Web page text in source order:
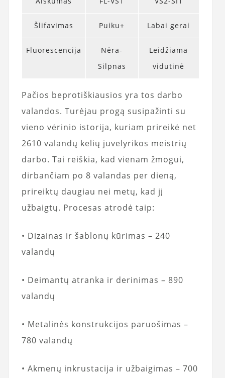
Šlifavimas Puiku+ Labai gerai
Fluorescencija
Nėra-
Silpnas
Leidžiama
vidutinė
Pačios beprotiškiausios yra tos darbo
valandos. Turėjau progą susipažinti su
vieno vėrinio istorija, kuriam prireikė net
2610 valandų kelių juvelyrikos meistrių
darbo. Tai reiškia, kad vienam žmogui,
dirbančiam po 8 valandas per dieną,
prireiktų daugiau nei metų, kad jį
užbaigtų. Procesas atrodė taip:
• Dizainas ir šablonų kūrimas – 240
valandų
• Deimantų atranka ir derinimas – 890
valandų
• Metalinės konstrukcijos paruošimas –
780 valandų
• Akmenų inkrustacija ir užbaigimas – 700